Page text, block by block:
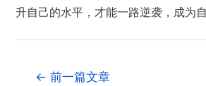
升自己的水平，才能一路逆袭，成为
← 前一篇文章